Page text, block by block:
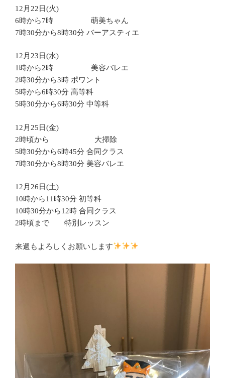
12月22日(火)
6時から7時 萌美ちゃん
7時30分から8時30分 バーアスティエ
12月23日(水)
1時から2時 美容バレエ
2時30分から3時 ポワント
5時から6時30分 高等科
5時30分から6時30分 中等科
12月25日(金)
2時頃から 大掃除
5時30分から6時45分 合同クラス
7時30分から8時30分 美容バレエ
12月26日(土)
10時から11時30分 初等科
10時30分から12時 合同クラス
2時頃まで 特別レッスン
来週もよろしくお願いします